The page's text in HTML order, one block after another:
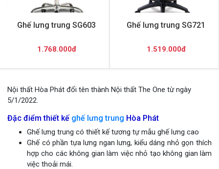
Ghế lưng trung SG603
1.768.000đ
Ghế lưng trung SG721
1.519.000đ
Nội thất Hòa Phát đổi tên thành Nội thất The One từ ngày
5/1/2022.
Đặc điểm thiết kế ghế lưng trung Hòa Phát
Ghế lưng trung có thiết kế tương tự mẫu ghế lưng cao
Ghế có phần tựa lưng ngan lưng, kiểu dáng nhỏ gọn thích
hợp cho các không gian làm việc nhỏ tạo không gian làm
việc thoải mái.